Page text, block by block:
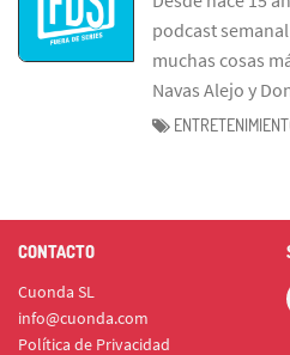
podcast
muchas cosas
Navas Alejo y
CONTACTO
Cuonda SL
info@cuonda.com
Política de Privacidad